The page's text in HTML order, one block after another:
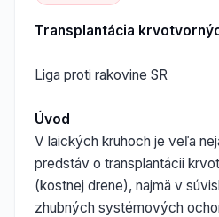
Transplantácia
Liga proti rakovine SR
Úvod
V laických kruhoch je veľa
predstáv o transplantácii
(kostnej drene), najmä v
zhubných systémových